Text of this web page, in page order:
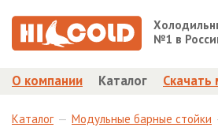
№1 в
О компании Каталог Скачать
Каталог Модульные барные стойки